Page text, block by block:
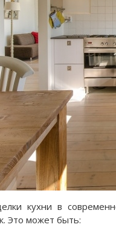
кухни в
Это может быть: